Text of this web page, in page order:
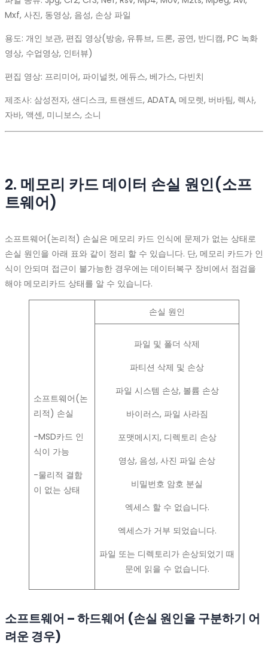
Mxf, 사진, 동영상, 음성, 손상 파일
용도: 개인 보관, 편집 영상(방송, 유튜브, 드론, 공연, 반디캠, PC 녹화
영상, 수업영상, 인터뷰)
편집 영상: 프리미어, 파이널컷, 에듀스, 베가스, 다빈치
제조사: 삼성전자, 샌디스크, 트랜센드, ADATA, 메모렛, 버바팀, 렉사,
자바, 액센, 미니보스, 소니
2. 메모리 카드 데이터 손실 원인(소프
트웨어)
소프트웨어(논리적) 손실은 메모리 카드 인식에 문제가 없는 상태로
손실 원인을 아래 표와 같이 정리 할 수 있습니다. 단, 메모리 카드가 인
식이 안되며 접근이 불가능한 경우에는 데이터복구 장비에서 점검을
해야 메모리카드 상태를 알 수 있습니다.
소프트웨어(논
리적) 손실
-MSD카드 인
식이 가능
-물리적 결함
이 없는 상태
손실 원인
파일 및 폴더 삭제
파티션 삭제 및 손상
파일 시스템 손상, 볼륨 손상
바이러스, 파일 사라짐
포맷메시지, 디렉토리 손상
영상, 음성, 사진 파일 손상
비밀번호 암호 분실
엑세스 할 수 없습니다.
엑세스가 거부 되었습니다.
파일 또는 디렉토리가 손상되었기 때
문에 읽을 수 없습니다.
소프트웨어 – 하드웨어 (손실 원인을 구분하기 어
려운 경우)